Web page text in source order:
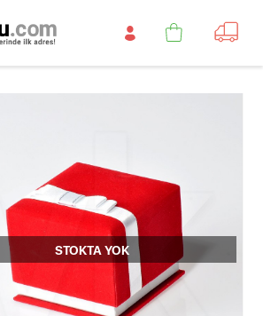
STOKTA YOK